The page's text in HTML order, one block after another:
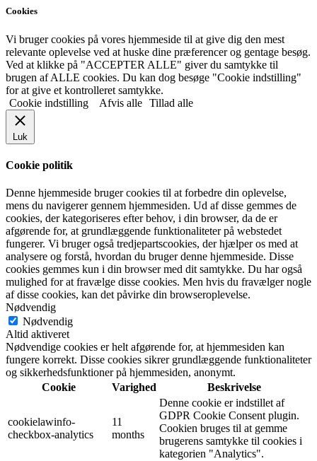
Cookies
Vi bruger cookies på vores hjemmeside til at give dig den mest
relevante oplevelse ved at huske dine præferencer og gentage besøg.
Ved at klikke på "ACCEPTER ALLE" giver du samtykke til
brugen af ALLE cookies. Du kan dog besøge "Cookie indstilling"
for at give et kontrolleret samtykke.
Cookie indstilling
Afvis alle Tillad alle
Luk
Cookie politik
Denne hjemmeside bruger cookies til at forbedre din oplevelse,
mens du navigerer gennem hjemmesiden. Ud af disse gemmes de
cookies, der kategoriseres efter behov, i din browser, da de er
afgørende for, at grundlæggende funktionaliteter på webstedet
fungerer. Vi bruger også tredjepartscookies, der hjælper os med at
analysere og forstå, hvordan du bruger denne hjemmeside. Disse
cookies gemmes kun i din browser med dit samtykke. Du har også
mulighed for at fravælge disse cookies. Men hvis du fravælger nogle
af disse cookies, kan det påvirke din browseroplevelse.
Nødvendig
Nødvendig
Altid aktiveret
Nødvendige cookies er helt afgørende for, at hjemmesiden kan
fungere korrekt. Disse cookies sikrer grundlæggende funktionaliteter
og sikkerhedsfunktioner på hjemmesiden, anonymt.
Cookie
Varighed Beskrivelse
cookielawinfo-
checkbox-analytics
11
months
Denne cookie er indstillet af
GDPR Cookie Consent plugin.
Cookien bruges til at gemme
brugerens samtykke til cookies i
kategorien "Analytics".